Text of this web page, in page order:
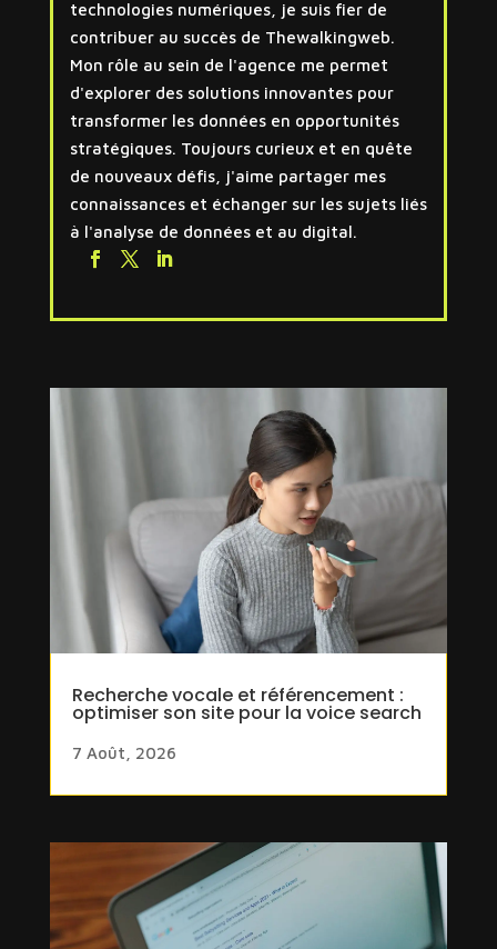
technologies numériques, je suis fier de
contribuer au succès de Thewalkingweb.
Mon rôle au sein de l'agence me permet
d'explorer des solutions innovantes pour
transformer les données en opportunités
stratégiques. Toujours curieux et en quête
de nouveaux défis, j'aime partager mes
connaissances et échanger sur les sujets liés
à l'analyse de données et au digital.
Recherche vocale et référencement :
optimiser son site pour la voice search
7 Août, 2026